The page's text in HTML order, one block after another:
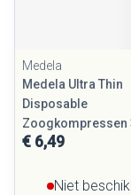
Medela
Medela Ultra Thin
Disposable
Zoogkompressen
€ 6,49
Niet